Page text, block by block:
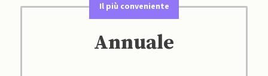
Il più conveniente
Annuale